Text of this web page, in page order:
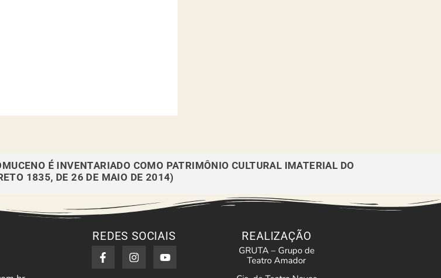
É INVENTARIADO COMO PATRIMÔNIO CULTURAL IMATERIAL DO
1835, DE 26 DE MAIO DE 2014)
REDES SOCIAIS REALIZAÇÃO
GRUTA – Grupo de
Teatro Amador